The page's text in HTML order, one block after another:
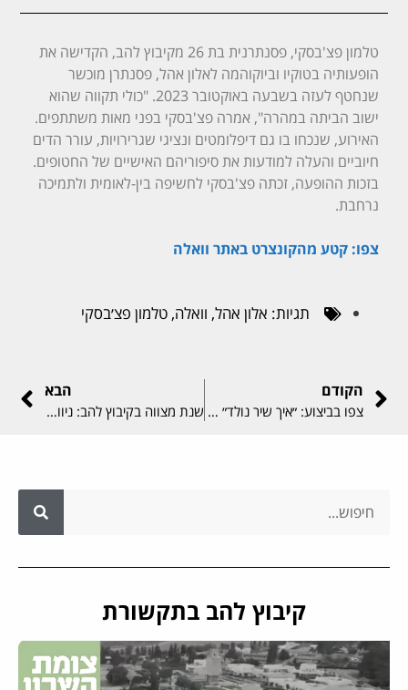
טלמון פצ'בסקי, פסנתרנית בת 26 מקיבוץ להב, הקדישה את
הופעותיה בטוקיו וביוקוהמה לאלון אהל, פסנתרן מוכשר
שנחטף לעזה בשבעה באוקטובר 2023. "כולי תקווה שהוא
ישוב הביתה במהרה", אמרה פצ'בסקי בפני מאות משתתפים.
האירוע, שנכחו בו גם דיפלומטים ונציגי שגרירויות, עורר הדים
חיוביים והעלה למודעות את סיפוריהם האישיים של החטופים.
בזכות ההופעה, זכתה פצ'בסקי לחשיפה בין-לאומית ולתמיכה
נרחבת.
צפו: קטע מהקונצרט באתר וואלה
תגיות: אלון אהל, וואלה,טלמון פצ׳בסקי
הקודם
צפו בביצוע: ״איך שיר נולד״ | פורים בקיבוץ להב
הבא
שנת מצווה בקיבוץ להב: ניווט, עצמאות וחיבור למורשת
קיבוץ להב בתקשורת